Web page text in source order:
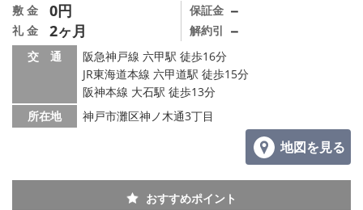
敷 金 0円
礼 金 2ヶ月
保証金 －
解約引 －
交 通
阪急神戸線 六甲駅 徒歩16分
JR東海道本線 六甲道駅 徒歩15分
阪神本線 大石駅 徒歩13分
所在地
神戸市灘区神ノ木通3丁目
地図を見る
おすすめポイント